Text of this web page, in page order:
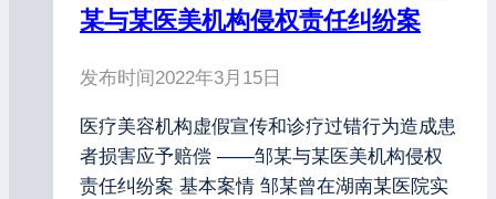
某与某医美机构侵权责任纠纷案
发布时间2022年3月15日
医疗美容机构虚假宣传和诊疗过错行为造成患
者损害应予赔偿 ——邹某与某医美机构侵权
责任纠纷案 基本案情 邹某曾在湖南某医院实